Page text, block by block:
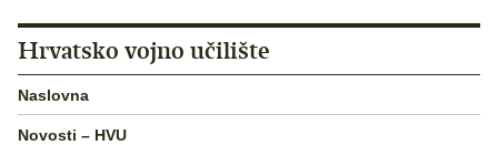
Hrvatsko vojno učilište
Naslovna
Novosti – HVU